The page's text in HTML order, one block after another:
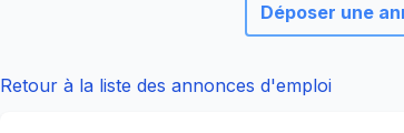
Déposer une
Retour à la liste des annonces d'emploi